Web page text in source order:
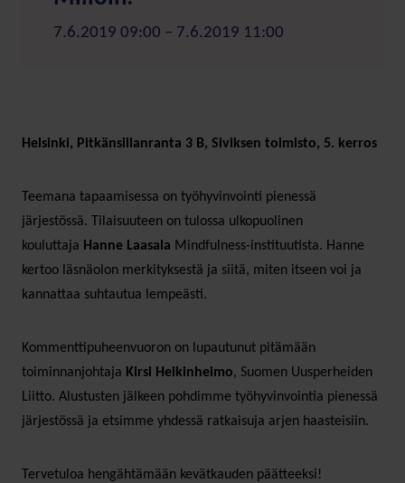
7.6.2019 09:00 – 7.6.2019 11:00
Helsinki, Pitkänsillanranta 3 B, Siviksen toimisto, 5. kerros
Teemana tapaamisessa on työhyvinvointi pienessä
järjestössä. Tilaisuuteen on tulossa ulkopuolinen
kouluttaja Hanne Laasala Mindfulness-instituutista. Hanne
kertoo läsnäolon merkityksestä ja siitä, miten itseen voi ja
kannattaa suhtautua lempeästi.
Kommenttipuheenvuoron on lupautunut pitämään
toiminnanjohtaja Kirsi Heikinheimo, Suomen Uusperheiden
Liitto. Alustusten jälkeen pohdimme työhyvinvointia pienessä
järjestössä ja etsimme yhdessä ratkaisuja arjen haasteisiin.
Tervetuloa hengähtämään kevätkauden päätteeksi!